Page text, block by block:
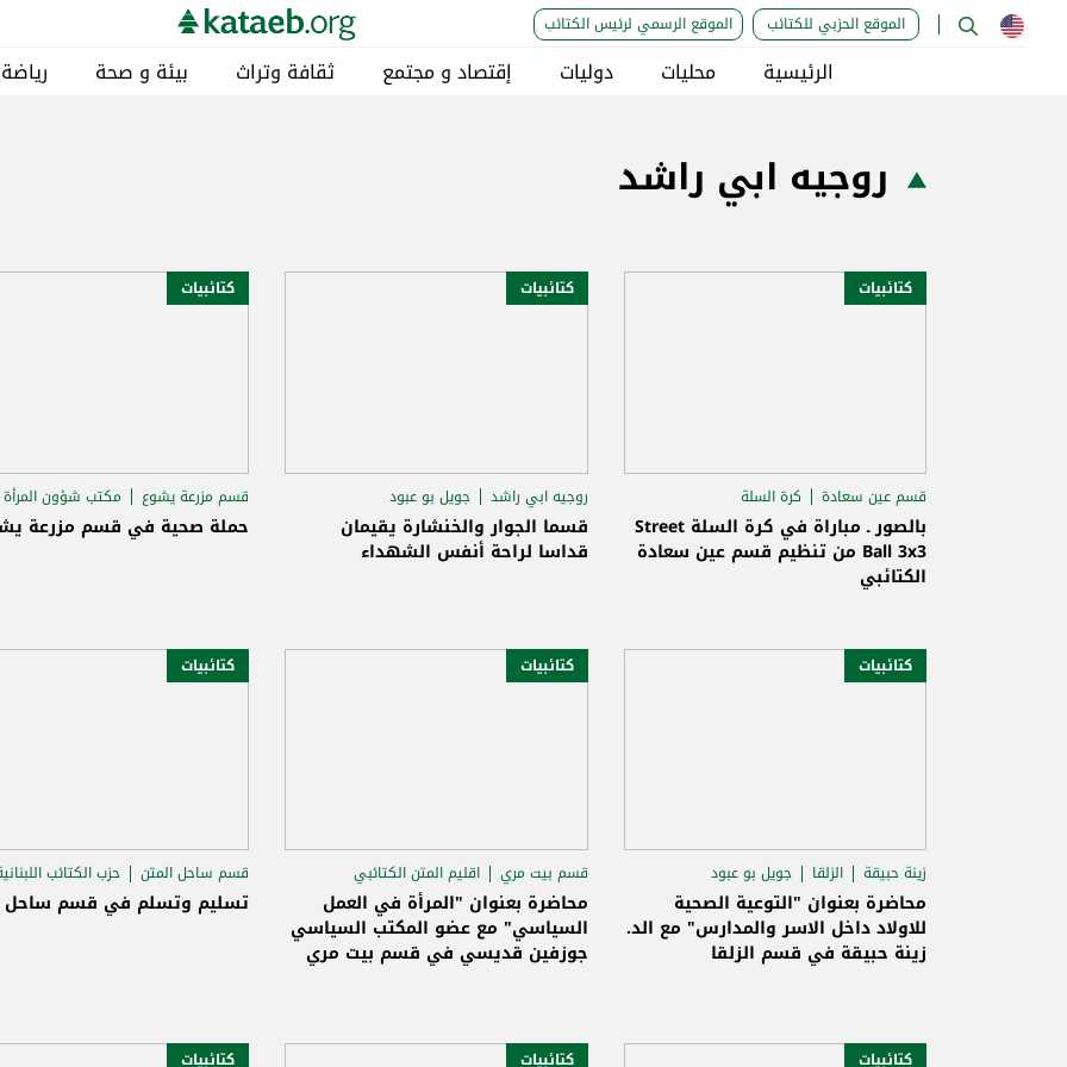
الموقع الحزبي للكتائب الموقع الرسمي لرئيس الكتائب
الرئيسية محليات دوليات إقتصاد و مجتمع ثقافة وتراث بيئة و صحة رياضة
روجيه ابي راشد
كتائبيات
قسم عين سعادة
كرة السلة
اقليم المتن الكتائبي
بالصور ـ مباراة في كرة السلة Street
Ball 3x3 من تنظيم قسم عين سعادة
الكتائبي
كتائبيات
روجيه ابي راشد
جويل بو عبود
قسم الخنشارة
قسما الجوار والخنشارة يقيمان
قداسا لراحة أنفس الشهداء
كتائبيات
قسم مزرعة يشوع
مكتب شؤون المرأة
روجيه ابي راشد
حملة صحية في قسم مزرعة
كتائبيات
زينة حبيقة الزلقا جويل بو عبود
محاضرة بعنوان "التوعية الصحية
للاولاد داخل الاسر والمدارس" مع الد.
زينة حبيقة في قسم الزلقا
كتائبيات
قسم بيت مري
اقليم المتن الكتائبي
روجيه ابي راشد
محاضرة بعنوان "المرأة في العمل
السياسي" مع عضو المكتب السياسي
جوزفين قديسي في قسم بيت مري
كتائبيات
قسم ساحل المتن
حزب الكتائب
الياس حنكش
تسليم وتسلم في قسم ساحل
كتائبيات كتائبيات كتائبيات